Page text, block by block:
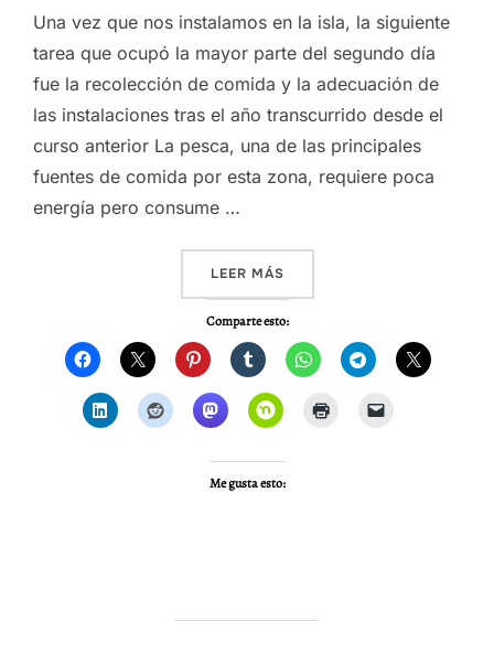
Una vez que nos instalamos en la isla, la siguiente
tarea que ocupó la mayor parte del segundo día
fue la recolección de comida y la adecuación de
las instalaciones tras el año transcurrido desde el
curso anterior La pesca, una de las principales
fuentes de comida por esta zona, requiere poca
energía pero consume …
LEER MÁS«VIDEO – AMAZONAS 2014,
Comparte esto:
Me gusta esto: